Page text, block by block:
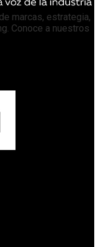
marcas, estrategia,
Conoce a nuestros